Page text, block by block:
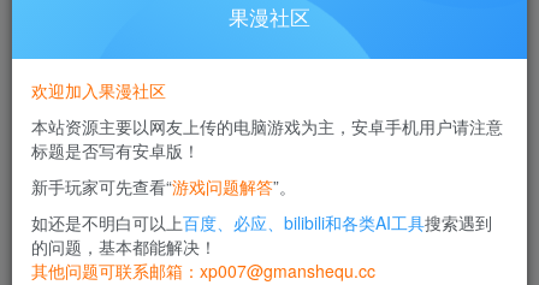
此内容为付费资源，请付费后查看
10
黄金会员免费
果漫社区
欢迎加入果漫社区
本站资源主要以网友上传的电脑游戏为主，安卓手机用户请注意
标题是否写有安卓版！
新手玩家可先查看“游戏问题解答”。
如还是不明白可以上百度、必应、bilibili和各类AI工具搜索遇到
的问题，基本都能解决！
其他问题可联系邮箱：xp007@gmanshequ.cc